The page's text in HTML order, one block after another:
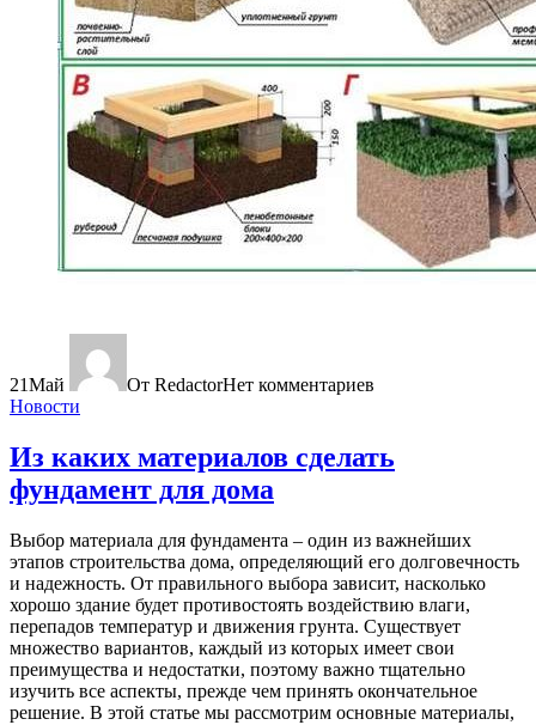
21Май От RedactorНет комментариев
Новости
Из каких материалов сделать
фундамент для дома
Выбор материала для фундамента – один из важнейших
этапов строительства дома, определяющий его долговечность
и надежность. От правильного выбора зависит, насколько
хорошо здание будет противостоять воздействию влаги,
перепадов температур и движения грунта. Существует
множество вариантов, каждый из которых имеет свои
преимущества и недостатки, поэтому важно тщательно
изучить все аспекты, прежде чем принять окончательное
решение. В этой статье мы рассмотрим основные материалы,